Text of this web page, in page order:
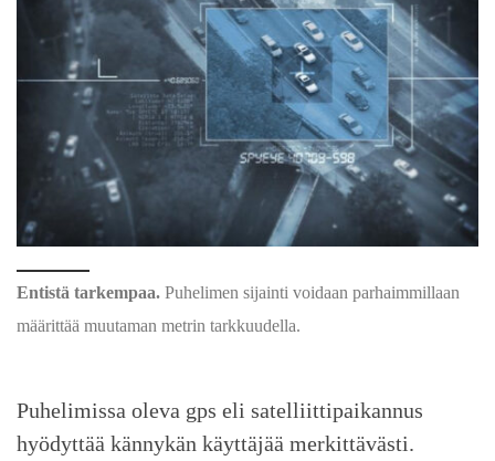
Entistä tarkempaa. Puhelimen sijainti voidaan parhaimmillaan
määrittää muutaman metrin tarkkuudella.
Puhelimissa oleva gps eli satelliittipaikannus
hyödyttää kännykän käyttäjää merkittävästi.